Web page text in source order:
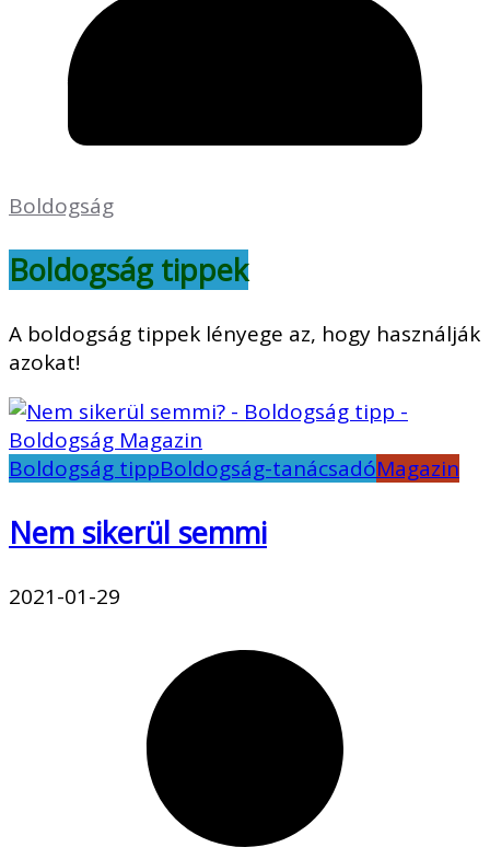
Boldogság
Boldogság tippek
A boldogság tippek lényege az, hogy használják
azokat!
Boldogság tippBoldogság-tanácsadóMagazin
Nem sikerül semmi
2021-01-29